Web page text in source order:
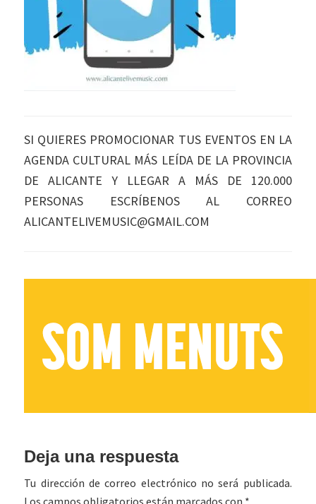
SI QUIERES PROMOCIONAR TUS EVENTOS EN LA
AGENDA CULTURAL MÁS LEÍDA DE LA PROVINCIA
DE ALICANTE Y LLEGAR A MÁS DE 120.000
PERSONAS ESCRÍBENOS AL CORREO
ALICANTELIVEMUSIC@GMAIL.COM
Interacciones
con
Deja una respuesta
Tu dirección de correo electrónico no será publicada.